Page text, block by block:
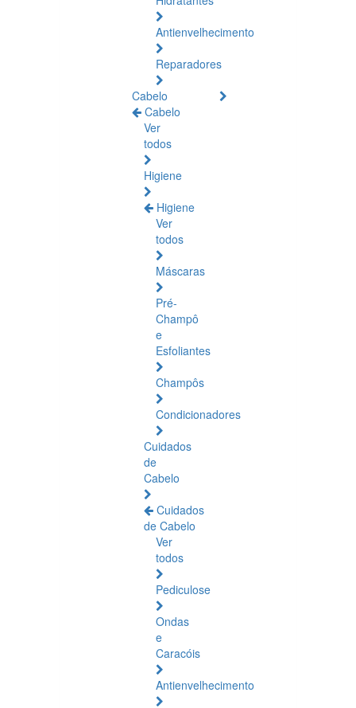
Antienvelhecimento
Reparadores
Cabelo
Cabelo
Ver
todos
Higiene
Higiene
Ver
todos
Máscaras
Pré-
Champô
e
Esfoliantes
Champôs
Condicionadores
Cuidados
de
Cabelo
Cuidados
de Cabelo
Ver
todos
Pediculose
Ondas
e
Caracóis
Antienvelhecimento